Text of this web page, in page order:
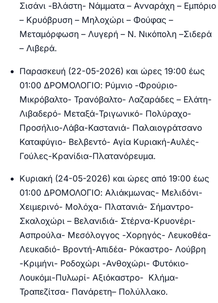
Σισάνι -Βλάστη- Νάμματα – Ανναράχη – Εμπόριο
– Κρυόβρυση – Μηλοχώρι – Φούφας –
Μεταμόρφωση – Λυγερή – N. Νικόπολη –Σιδερά
– Λιβερά.
Παρασκευή (22-05-2026) και ώρες 19:00 έως
01:00 ΔΡΟΜΟΛΟΓΙΟ: Ρύμνιο -Φρούριο-
Μικρόβαλτο- Τρανόβαλτο- Λαζαράδες – Ελάτη-
Λιβαδερό- Μεταξά-Τριγωνικό- Πολύραχο-
Προσήλιο-Λάβα-Καστανιά- Παλαιογράτσανο
Καταφύγιο- Βελβεντό- Αγία Κυριακή-Αυλές-
Γούλες-Κρανίδια-Πλατανόρευμα.
Kυριακή (24-05-2026) και ώρες από 19:00 έως
01:00 ΔΡΟΜΟΛΟΓΙΟ: Αλιάκμωνας- Μελιδόνι-
Χειμερινό- Μολόχα- Πλατανιά- Σήμαντρο-
Σκαλοχώρι – Βελανιδιά- Στέρνα-Κρυονέρι-
Ασπρούλα- Μεσόλογγος -Χορηγός- Λευκοθέα-
Λευκαδιό- Βροντή-Απιδέα- Ρόκαστρο- Λούβρη
-Κριμήνι- Ροδοχώρι -Ανθοχώρι- Φυτόκιο-
Λουκόμι-Πυλωρί- Αξιόκαστρο- Κλήμα-
Τραπεζίτσα- Πανάρετη– Πολύλλακο.